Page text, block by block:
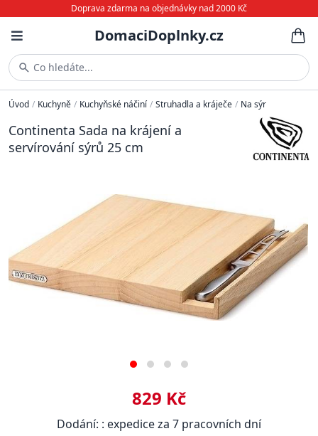
Doprava zdarma na objednávky nad 2000 Kč
DomaciDoplnky.cz
Co hledáte...
Úvod / Kuchyně / Kuchyňské náčiní / Struhadla a kráječe / Na sýr
Continenta Sada na krájení a
servírování sýrů 25 cm
829 Kč
Dodání: : expedice za 7 pracovních dní